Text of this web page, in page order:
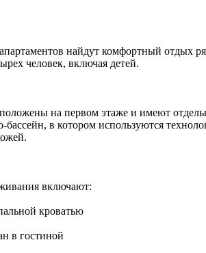
найдут комфортный отдых
человек, включая детей.
на первом этаже и имеют
бассейн, в котором используются
включают:
кроватью
в гостиной